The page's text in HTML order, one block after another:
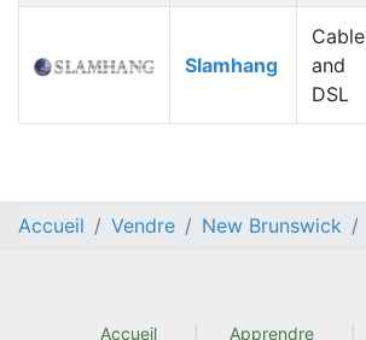
Slamhang
Cable
and
DSL
Accueil Vendre New Brunswick
Accueil Apprendre